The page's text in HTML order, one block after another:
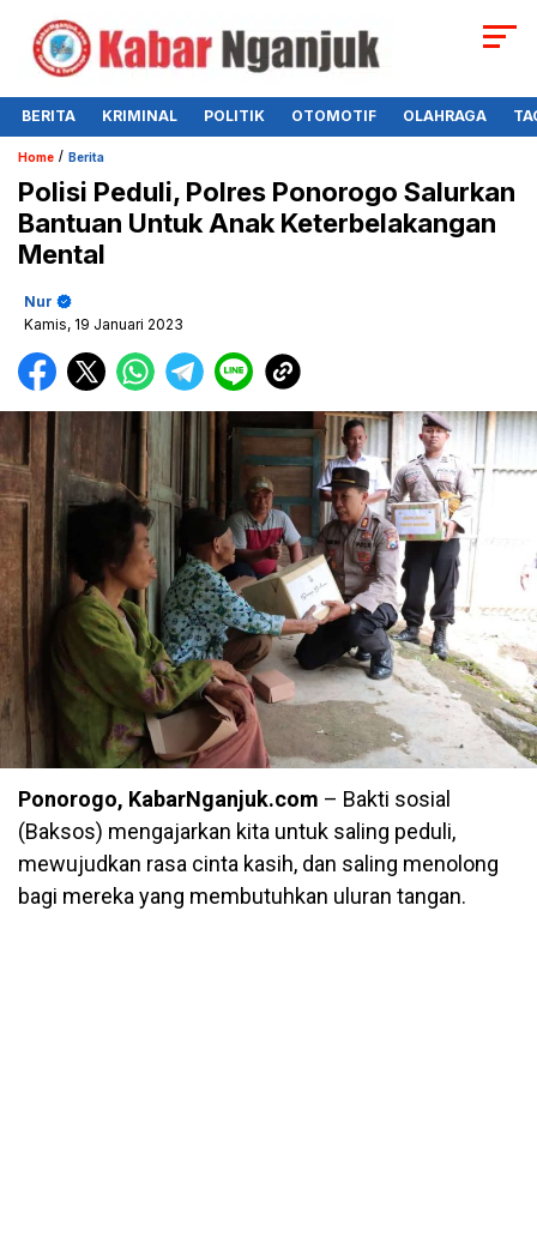
BERITA KRIMINAL POLITIK OTOMOTIF OLAHRAGA
Home / Berita
Polisi Peduli, Polres Ponorogo Salurkan
Bantuan Untuk Anak Keterbelakangan
Mental
Nur
Kamis, 19 Januari 2023
Ponorogo, KabarNganjuk.com – Bakti sosial
(Baksos) mengajarkan kita untuk saling peduli,
mewujudkan rasa cinta kasih, dan saling menolong
bagi mereka yang membutuhkan uluran tangan.